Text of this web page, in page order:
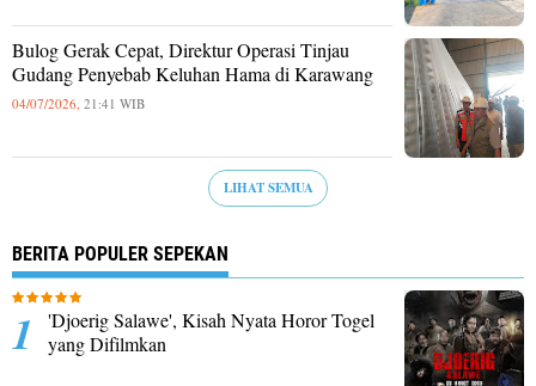
Bulog Gerak Cepat, Direktur Operasi Tinjau
Gudang Penyebab Keluhan Hama di Karawang
04/07/2026, 21:41 WIB
LIHAT SEMUA
BERITA POPULER SEPEKAN
'Djoerig Salawe', Kisah Nyata Horor Togel
yang Difilmkan